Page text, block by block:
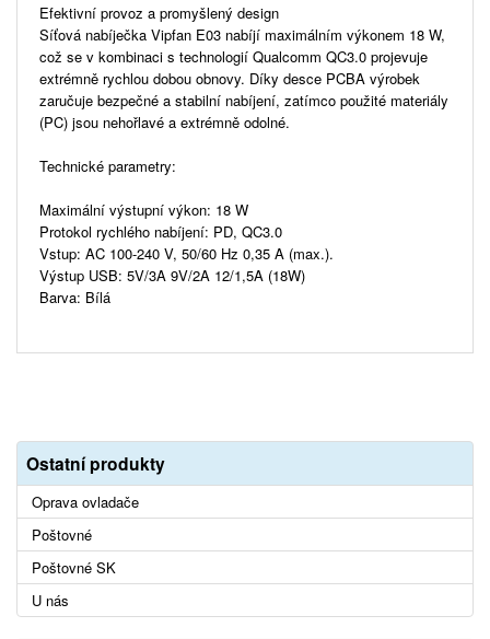
Efektivní provoz a promyšlený design
Síťová nabíječka Vipfan E03 nabíjí maximálním výkonem 18 W,
což se v kombinaci s technologií Qualcomm QC3.0 projevuje
extrémně rychlou dobou obnovy. Díky desce PCBA výrobek
zaručuje bezpečné a stabilní nabíjení, zatímco použité materiály
(PC) jsou nehořlavé a extrémně odolné.
Technické parametry:
Maximální výstupní výkon: 18 W
Protokol rychlého nabíjení: PD, QC3.0
Vstup: AC 100-240 V, 50/60 Hz 0,35 A (max.).
Výstup USB: 5V/3A 9V/2A 12/1,5A (18W)
Barva: Bílá
Ostatní produkty
Oprava ovladače
Poštovné
Poštovné SK
U nás